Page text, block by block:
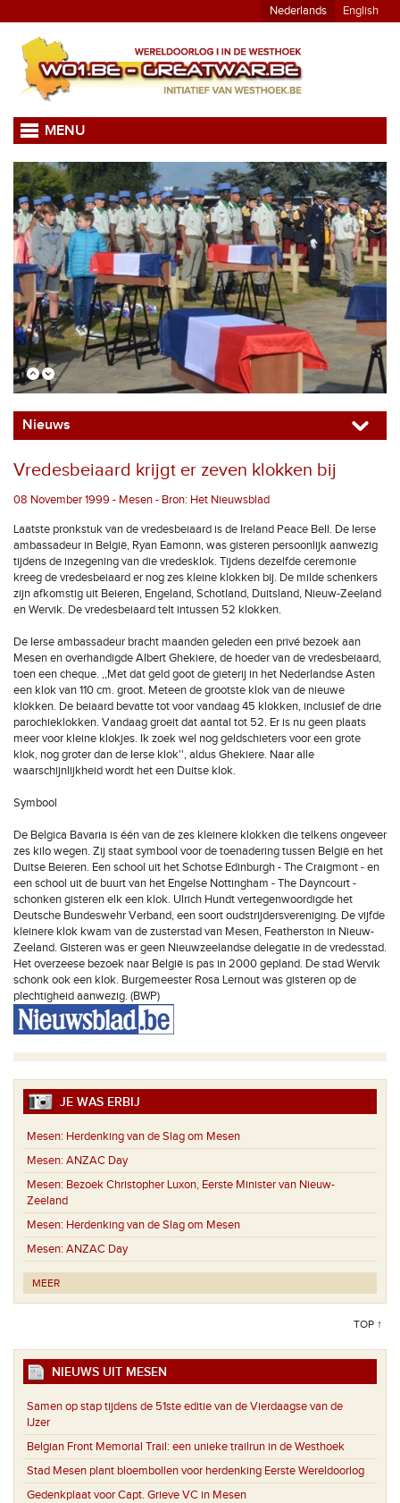
Nederlands English
MENU
Nieuws
Vredesbeiaard krijgt er zeven klokken bij
08 November 1999 - Mesen - Bron: Het Nieuwsblad
Laatste pronkstuk van de vredesbeiaard is de Ireland Peace Bell. De Ierse
ambassadeur in België, Ryan Eamonn, was gisteren persoonlijk aanwezig
tijdens de inzegening van die vredesklok. Tijdens dezelfde ceremonie
kreeg de vredesbeiaard er nog zes kleine klokken bij. De milde schenkers
zijn afkomstig uit Beieren, Engeland, Schotland, Duitsland, Nieuw-Zeeland
en Wervik. De vredesbeiaard telt intussen 52 klokken.
De Ierse ambassadeur bracht maanden geleden een privé bezoek aan
Mesen en overhandigde Albert Ghekiere, de hoeder van de vredesbeiaard,
toen een cheque. ,,Met dat geld goot de gieterij in het Nederlandse Asten
een klok van 110 cm. groot. Meteen de grootste klok van de nieuwe
klokken. De beiaard bevatte tot voor vandaag 45 klokken, inclusief de drie
parochieklokken. Vandaag groeit dat aantal tot 52. Er is nu geen plaats
meer voor kleine klokjes. Ik zoek wel nog geldschieters voor een grote
klok, nog groter dan de Ierse klok'', aldus Ghekiere. Naar alle
waarschijnlijkheid wordt het een Duitse klok.
Symbool
De Belgica Bavaria is één van de zes kleinere klokken die telkens ongeveer
zes kilo wegen. Zij staat symbool voor de toenadering tussen België en het
Duitse Beieren. Een school uit het Schotse Edinburgh - The Craigmont - en
een school uit de buurt van het Engelse Nottingham - The Dayncourt -
schonken gisteren elk een klok. Ulrich Hundt vertegenwoordigde het
Deutsche Bundeswehr Verband, een soort oudstrijdersvereniging. De vijfde
kleinere klok kwam van de zusterstad van Mesen, Featherston in Nieuw-
Zeeland. Gisteren was er geen Nieuwzeelandse delegatie in de vredesstad.
Het overzeese bezoek naar België is pas in 2000 gepland. De stad Wervik
schonk ook een klok. Burgemeester Rosa Lernout was gisteren op de
plechtigheid aanwezig. (BWP)
JE WAS ERBIJ
Mesen: Herdenking van de Slag om Mesen
Mesen: ANZAC Day
Mesen: Bezoek Christopher Luxon, Eerste Minister van Nieuw-
Zeeland
Mesen: Herdenking van de Slag om Mesen
Mesen: ANZAC Day
MEER
TOP ↑
NIEUWS UIT MESEN
Samen op stap tijdens de 51ste editie van de Vierdaagse van de
IJzer
Belgian Front Memorial Trail: een unieke trailrun in de Westhoek
Stad Mesen plant bloembollen voor herdenking Eerste Wereldoorlog
Gedenkplaat voor Capt. Grieve VC in Mesen